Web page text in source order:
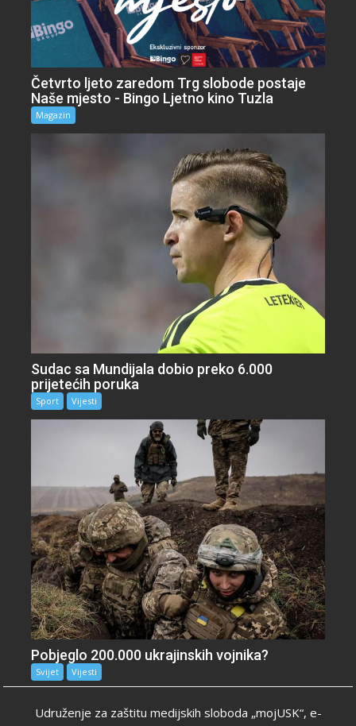
Četvrto ljeto zaredom Trg slobode postaje
Naše mjesto - Bingo Ljetno kino Tuzla
Magazin
Sudac sa Mundijala dobio preko 6.000
prijetećih poruka
Sport Vijesti
Pobjeglo 200.000 ukrajinskih vojnika?
Svijet Vijesti
Udruženje za zaštitu medijskih sloboda „mojUSK“, e-